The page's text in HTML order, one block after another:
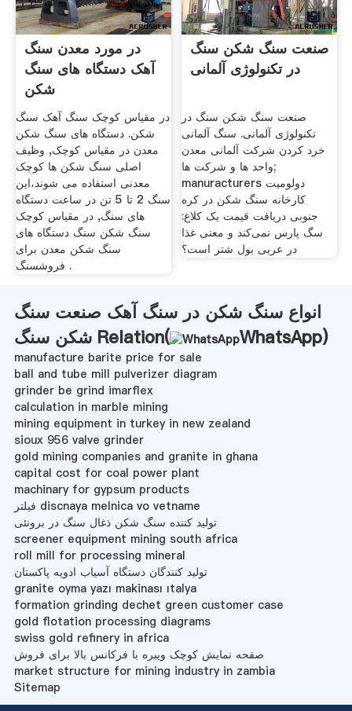
در مورد معدن سنگ
آهک دستگاه های سنگ
شکن
در مقیاس کوچک سنگ آهک سنگ
شکن. دستگاه های سنگ شکن
معدن در مقیاس کوچک, وظیف
اصلی سنگ شکن ها کوچک
معدنی استفاده می شوند،این
سنگ 2 تا 5 تن در ساعت دستگاه
های سنگ, در مقیاس کوچک
سنگ شکن سنگ دستگاه های
سنگ شکن معدن برای
فروشسنگ .
صنعت سنگ شکن سنگ
در تکنولوژی آلمانی
صنعت سنگ شکن سنگ در
تکنولوژی آلمانی. سنگ آلمانی
خرد کردن شرکت آلمانی معدن
واحد ها و شرکت ها;
manuracturers دولومیت
کارخانه سنگ شکن در کره
جنوبی دریافت قیمت يک کلاغ:
سگ پارس نمی‌کند و معنی غذا
در عربی بول شتر است؟
انواع سنگ شکن در سنگ آهک صنعت سنگ
شکن سنگ Relation(
WhatsApp)
manufacture barite price for sale
ball and tube mill pulverizer diagram
grinder be grind imarflex
calculation in marble mining
mining equipment in turkey in new zealand
sioux 956 valve grinder
gold mining companies and granite in ghana
capital cost for coal power plant
machinary for gypsum products
فیلتر discnaya melnica vo vetname
تولید کننده سنگ شکن ذغال سنگ در برونئی
screener equipment mining south africa
roll mill for processing mineral
تولید کنندگان دستگاه آسیاب ادویه پاکستان
granite oyma yazı makinası ıtalya
formation grinding dechet green customer case
gold flotation processing diagrams
swiss gold refinery in africa
صفحه نمایش کوچک ویبره با فرکانس بالا برای فروش
market structure for mining industry in zambia
Sitemap